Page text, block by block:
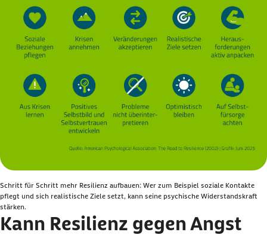
Schritt für Schritt mehr Resilienz aufbauen: Wer zum Beispiel soziale Kontakte
pflegt und sich realistische Ziele setzt, kann seine psychische Widerstandskraft
stärken.
Kann Resilienz gegen Angst